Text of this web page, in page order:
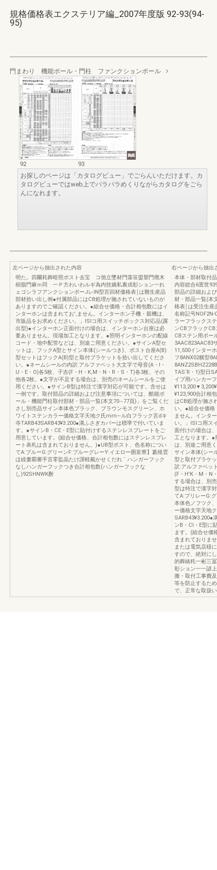
規格価格表エクステリア編_2007年度版 92-93(94-
95)
門まわり 機能ポール・門柱 ファンクションポール
92
93
お探しのページは「カタログビュー」でごらんいただけます。カ
タログビューではweb上でパラパラめくりながらカタログをごら
んになれます。
左ページから抽出された内容
明た。四爾耗葬暗照ポスト去宝 コ弛立墜材門藻笹盟塑門廃木
樹脂門麻ｍ同 一Ｐ方わいわルギ為内技嬌私裏戎彰ション一れ
ェゴシラフアンクションポーJレlN型言回材価格表￨は難生産品
部材拾い出し例●付属部品にはCB処理が施されていないものが
ありますのでご確認ください。●組合せ価格・合計相包数にはイ
ンターホンは含まれてお',ません。インターホン子機・親機は、
市販品をお求めください。」lSlコ用スイッチボックス対応品(露
出型)●インターホン正面付けの場合は、インターホン台座は必
要ありません。現場加工となります。●照明インターホンの配線
コード・地中配管などは、別途ご用意ください。●サインA型セ
ットは、フックA型とサイン本体(シールつき)、ポスト台座A(B)
型セットはフックA(B)型と取付ブラケットを拾い出してくださ
い。●ネームシールの内訳:アルファベット大文字で母音(A・l・
U・E・O)各5枚、子吉(F・H・K,M・N・R・S・T)各3枚、その
他各2枚。●文字が不足する場合は、別売のネームシールをご使
用ください。●サインB型は特注で漢字対応が可能です。含せは
一例です。取付部品の詳細および注意事項については、酷能ポ
ール・機能門柱取付部材・部品一覧(本文70∼77頁)」をご覧くだ
さし別売品サイン本体色ブラック、ブラウンモスグリーン、ホ
ワイトステンカラー価格文字天地ク氏rnrn―ル白フラック言dキ
寺TARB43SARB43¥3.200●溝ふさぎカバーは標準で付いていま
す。●サインB・CE・E型に貼付けするステンレスプレートをご
用意しています。(組合せ価格、合計相包数にはステンレスプレ
ート表札は含まれておりません。)●UB型ポスト、色名称につい
てA:ブルーG:グリーンF:ブルーグレーY:イエロー囲富寮】纂殖雲
ほ繰婁覇審手言零監晶たけ課軽戴かせくだれ｀ハンガーフック
なしハンガーフックつき合計相包数(ハンガーフックな
し)92SHNWK酎
右ページから抽出
本体・部材取付
内容総合6置世
部品の詳細およ
材・部品一覧(本
格表￨は受注生産
名称記号NOF2N-
ラーフラックス
ンCBフラック
CBステン用ポー
3AAC823AAC83
11,500インター
フ8ANX02横型
TAS`R・1)型日
イプ用ハンカー
¥123,900合計相
はCB処理が施さ
い。●組合せ価格
ません。インタ
い。」lSlコ用ス
面付けの場合は
工となります。●
は、別途ご用意
サイン本体(シー
型と取付ブラケ
訳:アルファベッ
(F・H'K・M・N
する場合は、別
型は特注で漢字
てA:ブリレーG:
本体色ノフツク
ー価格文字天地
SARB43¥3.200●
ンB・CI・E型に
ます。(組合せ価
含まれておりま
または電気店様
すので、絶対に
的葬緒粍一彬三
彰ション一一諺
搬・取付工事費
等を防止するた
で、正常な取扱